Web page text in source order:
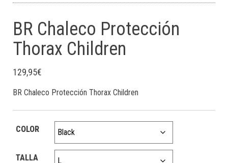
BR Chaleco Protección
Thorax Children
129,95€
BR Chaleco Protección Thorax Children
COLOR
TALLA